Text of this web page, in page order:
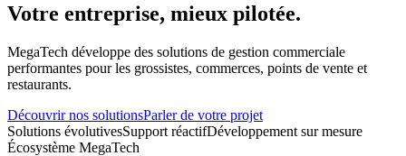
Votre entreprise, mieux pilotée.
MegaTech développe des solutions de gestion commerciale
performantes pour les grossistes, commerces, points de vente et
restaurants.
Découvrir nos solutionsParler de votre projet
Solutions évolutivesSupport réactifDéveloppement sur mesure
Écosystème MegaTech